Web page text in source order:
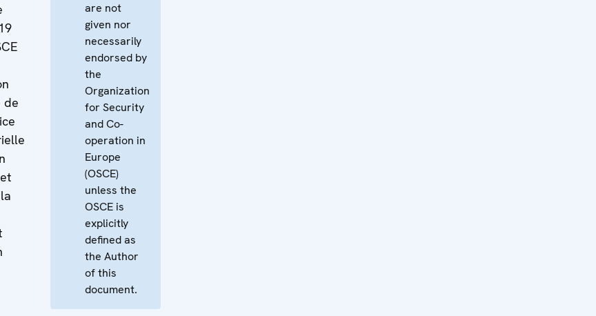
de
are not
given nor
necessarily
endorsed by
the
Organization
for Security
and Co-
operation in
Europe
(OSCE)
unless the
OSCE is
explicitly
defined as
the Author
of this
document.